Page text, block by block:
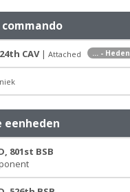
... - Heden
CAV| Attached
801st BSB